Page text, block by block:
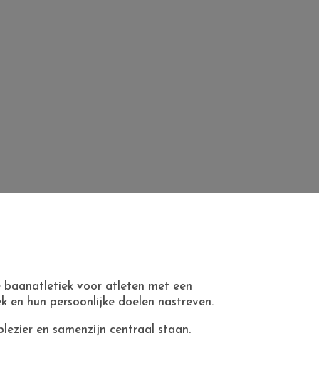
baanatletiek voor atleten met een
en hun persoonlijke doelen nastreven.
en samenzijn centraal staan.